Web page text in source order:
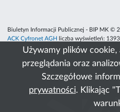
Używamy plików cookie,
przeglądania oraz
Szczegółowe
prywatności. Klikając
Biuletyn Informacji Publicznej - BIP MK ©
ACK Cyfronet AGH
liczba wyświetleń: